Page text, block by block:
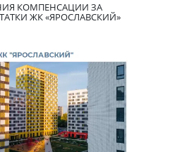
КОМПЕНСАЦИИ ЗА
ЖК «ЯРОСЛАВСКИЙ»